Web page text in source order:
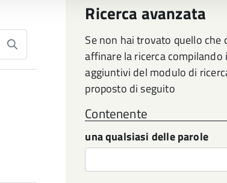
Ricerca avanzata
Se non hai trovato quello che
affinare la ricerca compilando
aggiuntivi del modulo di
proposto di seguito
Contenente
una qualsiasi delle parole